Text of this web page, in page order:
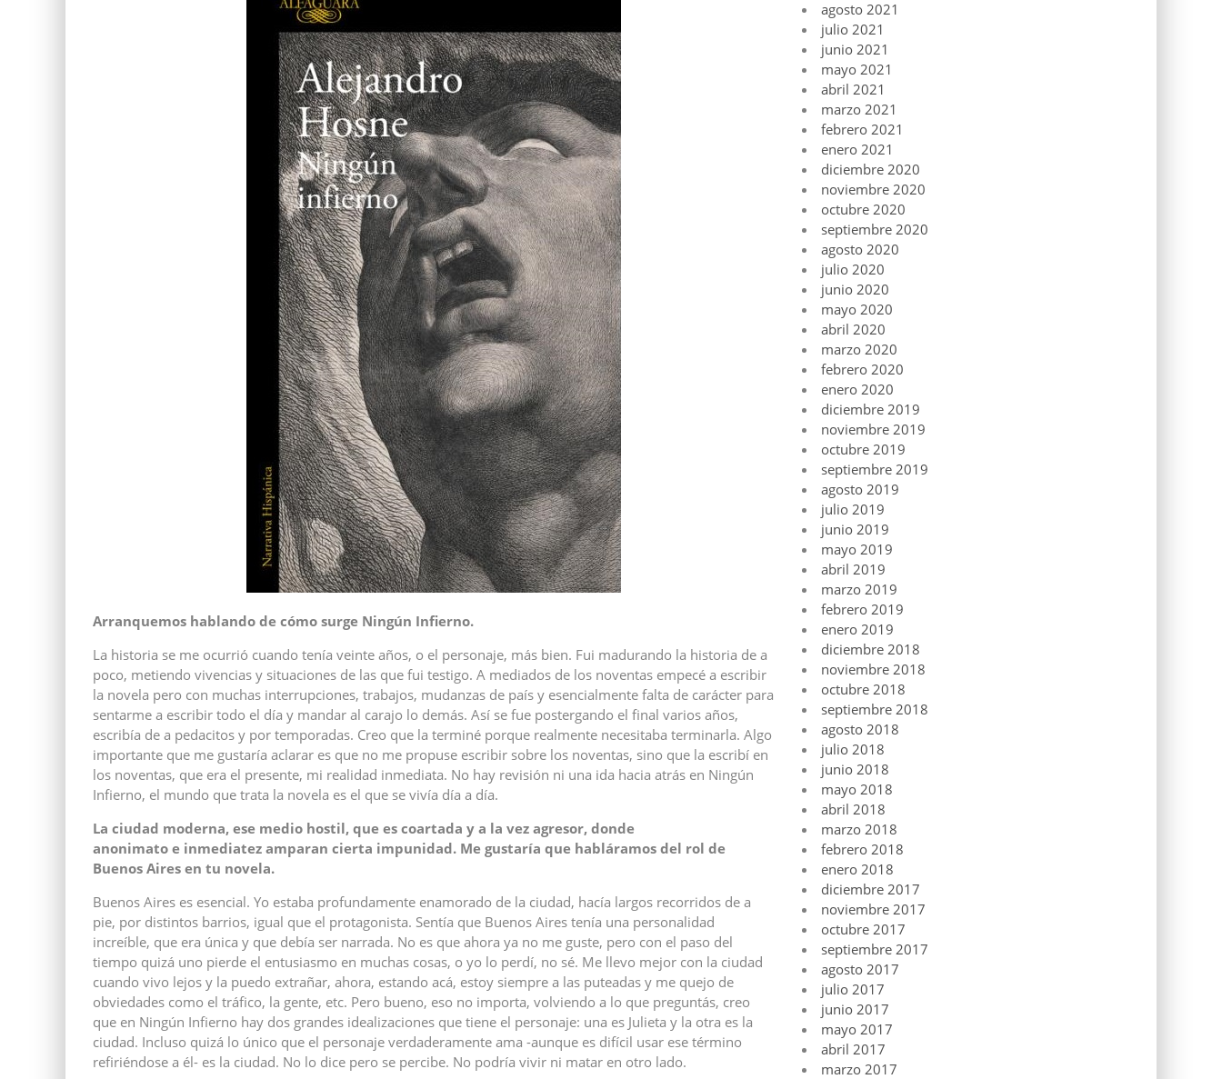
Arranquemos hablando de cómo surge Ningún Infierno.
La historia se me ocurrió cuando tenía veinte años, o el personaje, más bien. Fui madurando la historia de a
poco, metiendo vivencias y situaciones de las que fui testigo. A mediados de los noventas empecé a escribir
la novela pero con muchas interrupciones, trabajos, mudanzas de país y esencialmente falta de carácter para
sentarme a escribir todo el día y mandar al carajo lo demás. Así se fue postergando el final varios años,
escribía de a pedacitos y por temporadas. Creo que la terminé porque realmente necesitaba terminarla. Algo
importante que me gustaría aclarar es que no me propuse escribir sobre los noventas, sino que la escribí en
los noventas, que era el presente, mi realidad inmediata. No hay revisión ni una ida hacia atrás en Ningún
Infierno, el mundo que trata la novela es el que se vivía día a día.
La ciudad moderna, ese medio hostil, que es coartada y a la vez agresor, donde
anonimato e inmediatez amparan cierta impunidad. Me gustaría que habláramos del rol de
Buenos Aires en tu novela.
Buenos Aires es esencial. Yo estaba profundamente enamorado de la ciudad, hacía largos recorridos de a
pie, por distintos barrios, igual que el protagonista. Sentía que Buenos Aires tenía una personalidad
increíble, que era única y que debía ser narrada. No es que ahora ya no me guste, pero con el paso del
tiempo quizá uno pierde el entusiasmo en muchas cosas, o yo lo perdí, no sé. Me llevo mejor con la ciudad
cuando vivo lejos y la puedo extrañar, ahora, estando acá, estoy siempre a las puteadas y me quejo de
obviedades como el tráfico, la gente, etc. Pero bueno, eso no importa, volviendo a lo que preguntás, creo
que en Ningún Infierno hay dos grandes idealizaciones que tiene el personaje: una es Julieta y la otra es la
ciudad. Incluso quizá lo único que el personaje verdaderamente ama -aunque es difícil usar ese término
refiriéndose a él- es la ciudad. No lo dice pero se percibe. No podría vivir ni matar en otro lado.
agosto 2021
julio 2021
junio 2021
mayo 2021
abril 2021
marzo 2021
febrero 2021
enero 2021
diciembre 2020
noviembre 2020
octubre 2020
septiembre 2020
agosto 2020
julio 2020
junio 2020
mayo 2020
abril 2020
marzo 2020
febrero 2020
enero 2020
diciembre 2019
noviembre 2019
octubre 2019
septiembre 2019
agosto 2019
julio 2019
junio 2019
mayo 2019
abril 2019
marzo 2019
febrero 2019
enero 2019
diciembre 2018
noviembre 2018
octubre 2018
septiembre 2018
agosto 2018
julio 2018
junio 2018
mayo 2018
abril 2018
marzo 2018
febrero 2018
enero 2018
diciembre 2017
noviembre 2017
octubre 2017
septiembre 2017
agosto 2017
julio 2017
junio 2017
mayo 2017
abril 2017
marzo 2017